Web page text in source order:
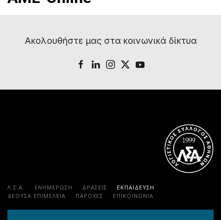
Ακολουθήστε μας στα κοινωνικά δίκτυα
Λ.Σ.Α. ΕΝΗΜΕΡΩΣΗ ΔΡΑΣΕΙΣ
ΕΚΠΑΊΔΕΥΣΗ
ΔΕΟΥΣΑ ΕΠΙΜΕΛΕΙΑ
ΠΑΡΟΧΈΣ ΕΠΙΚΟΙΝΩΝΊΑ